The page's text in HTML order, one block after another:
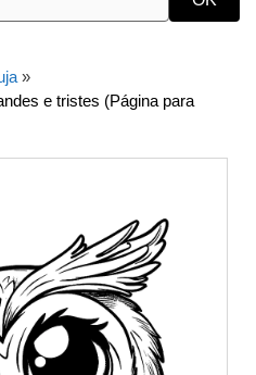
»
e tristes (Página para